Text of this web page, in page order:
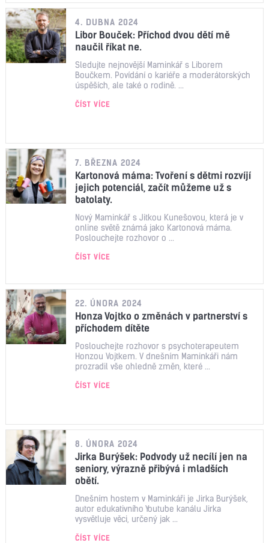
4. DUBNA 2024
Libor Bouček: Příchod dvou dětí mě
naučil říkat ne.
Sledujte nejnovější Maminkář s Liborem
Boučkem. Povídání o kariéře a moderátorských
úspěších, ale také o rodině. ...
ČÍST VÍCE
7. BŘEZNA 2024
Kartonová máma: Tvoření s dětmi rozvíjí
jejich potenciál, začít můžeme už s
batolaty.
Nový Maminkář s Jitkou Kunešovou, která je v
online světě známá jako Kartonová máma.
Poslouchejte rozhovor o ...
ČÍST VÍCE
22. ÚNORA 2024
Honza Vojtko o změnách v partnerství s
příchodem dítěte
Poslouchejte rozhovor s psychoterapeutem
Honzou Vojtkem. V dnešním Maminkáři nám
prozradil vše ohledně změn, které ...
ČÍST VÍCE
8. ÚNORA 2024
Jirka Burýšek: Podvody už necílí jen na
seniory, výrazně přibývá i mladších
obětí.
Dnešním hostem v Maminkáři je Jirka Burýšek,
autor edukativního Youtube kanálu Jirka
vysvětluje věci, určený jak ...
ČÍST VÍCE